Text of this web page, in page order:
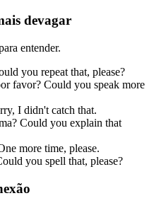
devagar
entender.
you repeat that, please?
favor? Could you speak more
I didn't catch that.
Could you explain that
more time, please.
you spell that, please?